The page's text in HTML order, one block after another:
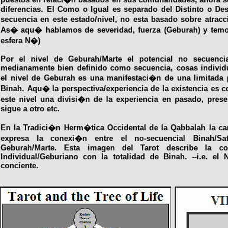
diferencias. El Como o Igual es separado del Distinto o
secuencia en este estado/nivel, no esta basado sobre
As� aqu� hablamos de severidad, fuerza (Geburah) y
esfera N�)
Por el nivel de Geburah/Marte el potencial no
medianamente bien definido como secuencia, cosas
el nivel de Geburah es una manifestaci�n de una
Binah. Aqu� la perspectiva/experiencia de la existencia es
este nivel una divisi�n de la experiencia en pasado,
sigue a otro etc.
En la Tradici�n Herm�tica Occidental de la Qabbalah la
expresa la conexi�n entre el no-secuencial Binah/
Geburah/Marte. Esta imagen del Tarot describe la
Individual/Geburiano con la totalidad de Binah. --i.e. el
conciente.